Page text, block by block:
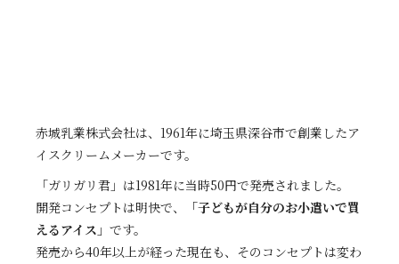
赤城乳業株式会社は、1961年に埼玉県深谷市で創業したア
イスクリームメーカーです。
「ガリガリ君」は1981年に当時50円で発売されました。
開発コンセプトは明快で、
「子どもが自分のお小遣いで買
えるアイス」 です。
発売から40年以上が経った現在も、そのコンセプトは変わ